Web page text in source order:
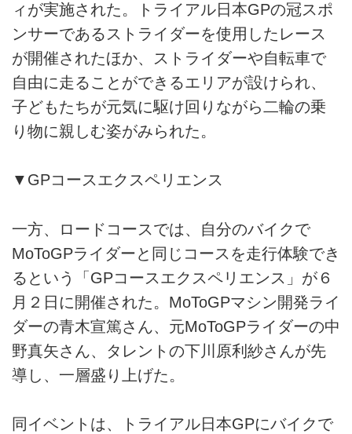
ィが実施された。トライアル日本GPの冠スポ
ンサーであるストライダーを使用したレース
が開催されたほか、ストライダーや自転車で
自由に走ることができるエリアが設けられ、
子どもたちが元気に駆け回りながら二輪の乗
り物に親しむ姿がみられた。
▼GPコースエクスペリエンス
一方、ロードコースでは、自分のバイクで
MoToGPライダーと同じコースを走行体験でき
るという「GPコースエクスペリエンス」が６
月２日に開催された。MoToGPマシン開発ライ
ダーの青木宣篤さん、元MoToGPライダーの中
野真矢さん、タレントの下川原利紗さんが先
導し、一層盛り上げた。
同イベントは、トライアル日本GPにバイクで